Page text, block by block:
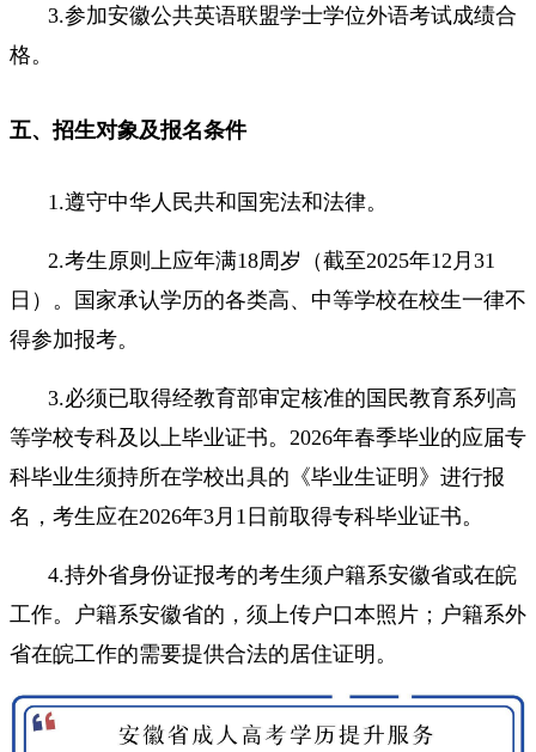
3.参加安徽公共英语联盟学士学位外语考试成绩合
格。
五、招生对象及报名条件
1.遵守中华人民共和国宪法和法律。
2.考生原则上应年满18周岁（截至2025年12月31
日）。国家承认学历的各类高、中等学校在校生一律不
得参加报考。
3.必须已取得经教育部审定核准的国民教育系列高
等学校专科及以上毕业证书。2026年春季毕业的应届专
科毕业生须持所在学校出具的《毕业生证明》进行报
名，考生应在2026年3月1日前取得专科毕业证书。
4.持外省身份证报考的考生须户籍系安徽省或在皖
工作。户籍系安徽省的，须上传户口本照片；户籍系外
省在皖工作的需要提供合法的居住证明。